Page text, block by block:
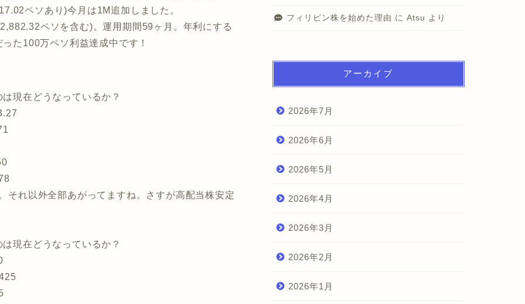
ペソあり)今月は1M追加しました。
ペソを含む)。運用期間59ヶ月。年利にする
た100万ペソ利益達成中です！
現在どうなっているか？
それ以外全部あがってますね。さすが高配当株安定
現在どうなっているか？
フィリピン株を始めた理由 に Atsu より
アーカイブ
2026年7月
2026年6月
2026年5月
2026年4月
2026年3月
2026年2月
2026年1月